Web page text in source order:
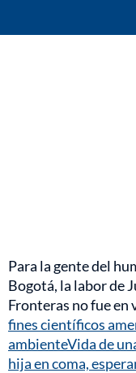
Para la gente del
Bogotá, la labor de
Fronteras no fue en
fines científicos
ambienteVida de
hija en coma,